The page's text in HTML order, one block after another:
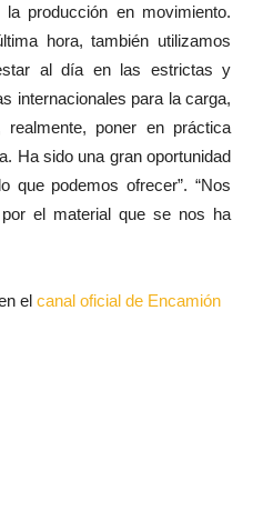
producción en movimiento.
hora, también utilizamos
al día en las estrictas y
internacionales para la carga,
realmente, poner en práctica
Ha sido una gran oportunidad
que podemos ofrecer”. “Nos
por el material que se nos ha
el canal oficial de Encamión